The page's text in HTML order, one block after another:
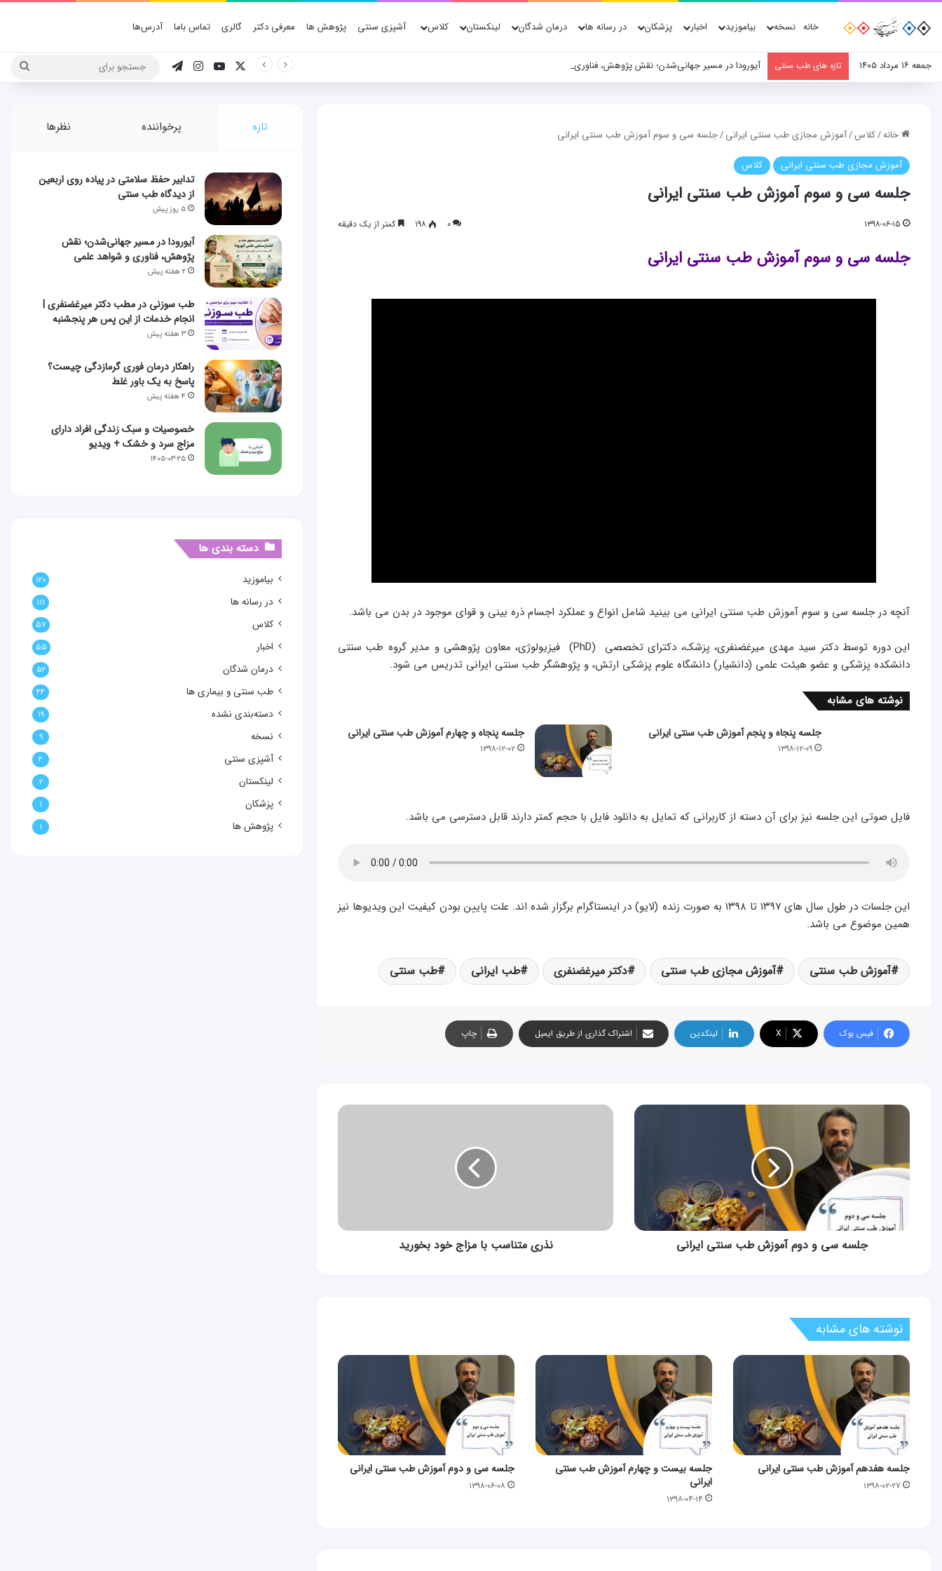
خانه نسخه بیاموزید اخبار پزشکان در رسانه ها درمان شدگان لینکستان کلاس آشپزی سنتی پژوهش ها معرفی دکتر گالری تماس باما آدرس‌ها
جمعه ۱۶ مرداد ۱۴۰۵ تازه های طب سنتی آیورودا در مسیر جهانی‌شدن؛ نقش پژوهش، فناوری و شواهد علمی یوتیوباینستاگرام
تلگرام
خانه/کلاس/آموزش مجازی طب سنتی ایرانی/جلسه سی و سوم آموزش طب سنتی ایرانی
آموزش مجازی طب سنتی ایرانی کلاس
جلسه سی و سوم آموزش طب سنتی ایرانی
۱۳۹۸-۰۶-۱۵ ۰ ۱۹۸ کمتر از یک دقیقه
جلسه سی و سوم آموزش طب سنتی ایرانی
آنچه در جلسه سی و سوم آموزش طب سنتی ایرانی می بینید شامل انواع و عملكرد اجسام ذره بينی و قوای موجود در بدن می باشد.
این دوره توسط دکتر سید مهدی میرغضنفری، پزشک، دکترای تخصصی (PhD) فیزیولوژی، معاون پژوهشی و مدير گروه طب سنتی
دانشکده پزشکی و عضو هیئت علمی (دانشیار) دانشگاه علوم پزشکی ارتش، و پژوهشگر طب سنتی ایرانی تدریس می شود.
نوشته های مشابه
جلسه پنجاه و پنجم آموزش طب سنتی ایرانی
۱۳۹۸-۱۲-۰۹
جلسه پنجاه و چهارم آموزش طب سنتی ایرانی
۱۳۹۸-۱۲-۰۲
فایل صوتی این جلسه نیز برای آن دسته از کاربرانی که تمایل به دانلود فایل با حجم کمتر دارند قابل دسترسی می باشد.
این جلسات در طول سال های ۱۳۹۷ تا ۱۳۹۸ به صورت زنده (لایو) در اینستاگرام برگزار شده اند. علت پایین بودن کیفیت این ویدیوها نیز
همین موضوع می باشد.
آموزش طب سنتی آموزش مجازی طب سنتی دکتر میرغضنفری طب ایرانی طب سنتی
فیس بوک X لینکدین اشتراک گذاری از طریق ایمیل چاپ
جلسه
آموزش
طب
سنتی
ایرانی
جلسه سی و دوم آموزش طب سنتی ایرانی
نذری
نذری متناسب با مزاج خود بخورید
نوشته های مشابه
جلسه هفدهم آموزش طب سنتی ایرانی
۱۳۹۸-۰۲-۲۷
جلسه بیست و چهارم آموزش طب سنتی
ایرانی
۱۳۹۸-۰۴-۱۴
جلسه سی و دوم آموزش طب سنتی ایرانی
۱۳۹۸-۰۶-۰۸
تازه پرخواننده نظرها
تدابیر حفظ سلامتی در پیاده روی اربعین
از دیدگاه طب سنتی
۵ روز پیش
آیورودا در مسیر جهانی‌شدن؛ نقش
پژوهش، فناوری و شواهد علمی
۲ هفته پیش
طب سوزنی در مطب دکتر میرغضنفری |
انجام خدمات از این پس هر پنجشنبه
۳ هفته پیش
راهکار درمان فوری گرمازدگی چیست؟
پاسخ به یک باور غلط
۴ هفته پیش
خصوصیات و سبک زندگی افراد دارای
مزاج سرد و خشک + ویدیو
۱۴۰۵-۰۳-۲۵
دسته بندی ها
بیاموزید ۱۲۰
در رسانه ها ۱۱۱
کلاس ۵۷
اخبار ۵۵
درمان شدگان ۵۲
طب سنتی و بیماری ها ۴۴
دسته‌بندی نشده ۱۹
نسخه ۹
آشپزی سنتی ۴
لینکستان ۲
پزشکان ۱
پژوهش ها ۱